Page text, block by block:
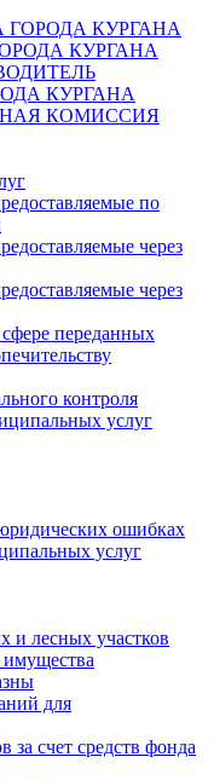
ГОРОДА КУРГАНА
КУРГАНА
КУРГАНА
КОМИССИЯ
по
через
через
переданных
контроля
услуг
ошибках
услуг
и лесных участков
для
счет средств фонда